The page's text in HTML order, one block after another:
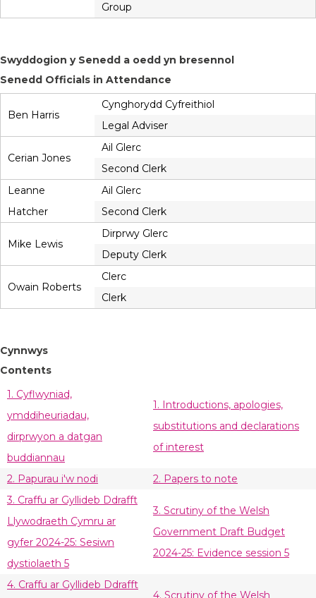
Group
Swyddogion y Senedd a oedd yn bresennol
Senedd Officials in Attendance
Ben Harris
Cynghorydd Cyfreithiol
Legal Adviser
Cerian Jones
Ail Glerc
Second Clerk
Leanne
Hatcher
Ail Glerc
Second Clerk
Mike Lewis
Dirprwy Glerc
Deputy Clerk
Owain Roberts
Clerc
Clerk
Cynnwys
Contents
1. Cyflwyniad,
ymddiheuriadau,
dirprwyon a datgan
buddiannau
1. Introductions, apologies,
substitutions and declarations
of interest
2. Papurau i'w nodi
2. Papers to note
3. Craffu ar Gyllideb Ddrafft
Llywodraeth Cymru ar
gyfer 2024-25: Sesiwn
dystiolaeth 5
3. Scrutiny of the Welsh
Government Draft Budget
2024-25: Evidence session 5
4. Craffu ar Gyllideb Ddrafft
4. Scrutiny of the Welsh